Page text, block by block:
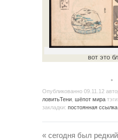
вот это
。
Опубликованно 09.11.12
ловитьТени шёпот мира тэги:
закладки: постоянная ссылка
« сегодня был редкий